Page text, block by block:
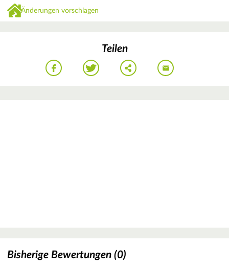
Änderungen vorschlagen
Teilen
Bisherige Bewertungen (0)